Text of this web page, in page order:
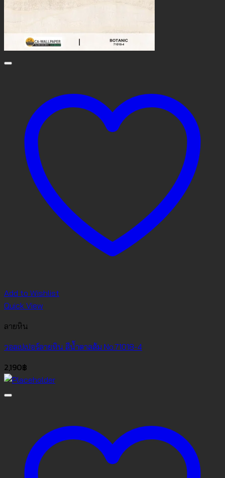
Add to Wishlist
Quick View
ลายหิน
วอลเปเปอร์ลายหิน สีน้ำตาลส้ม No.71018-4
2,190฿